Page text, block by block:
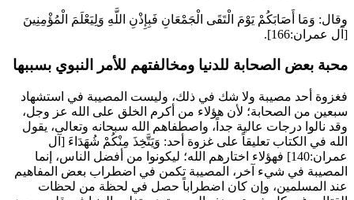
وقال: وَمَا أَصَابَكُمْ يَوْمَ الْتَقَى الْجَمْعَانِ فَبِإِذْنِ اللَّهِ وَلِيَعْلَمَ الْمُؤْمِنِينَ
[آل عمران:166].
محبة بعض الصحابة للدنيا ومخالفتهم للأمر النبوي بسببها
فغزوة أحد مصيبة ولا شك في ذلك، وليست المصيبة في استشهاد
سبعين من الصحابة؛ لأن هؤلاء من أكرم الخلق على الله عز وجل،
وقد نالوا درجات عالية جداً، واصطفاهم الله سبحانه وتعالى، يقول
الله في الكتاب تعليقاً على غزوة أحد: وَيَتَّخِذَ مِنْكُمْ شُهَدَاءَ [آل
عمران:140] فهؤلاء اختارهم الله؛ ليكونوا من أفضل الناس، إنما
المصيبة في شيء آخر، المصيبة تكمن في اضطراب بعض المفاهيم
عند المسلمين، وإن كان اضطراباً حصل في لحظة من لحظات